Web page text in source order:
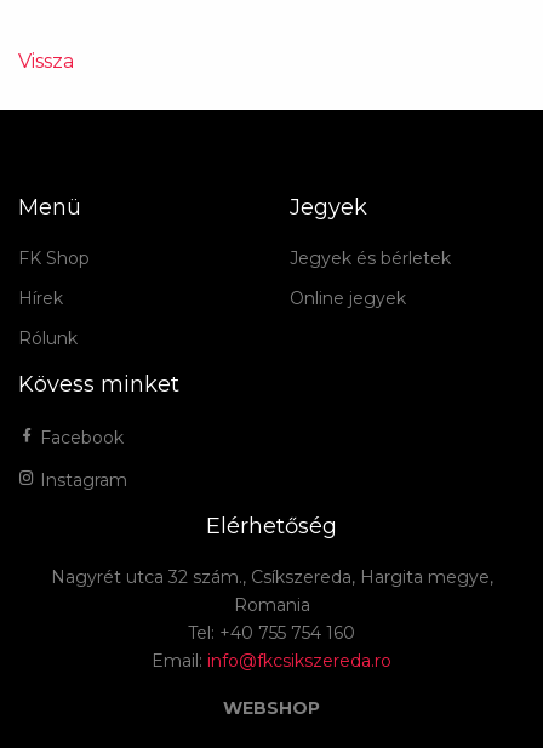
Vissza
Menü
FK Shop
Hírek
Rólunk
Jegyek
Jegyek és bérletek
Online jegyek
Kövess minket
Facebook
Instagram
Elérhetőség
Nagyrét utca 32 szám., Csíkszereda, Hargita megye,
Romania
Tel: +40 755 754 160
Email: info@fkcsikszereda.ro
WEBSHOP